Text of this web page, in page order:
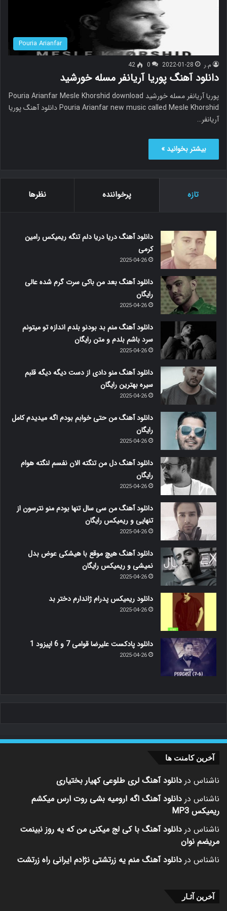
Pouria Arianfar
م.ر 2022-01-28
0
42
دانلود آهنگ پوریا آریانفر مسله خورشید
پوریا آریانفر مسله خورشید Pouria Arianfar Mesle Khorshid download
Pouria Arianfar new music called Mesle Khorshid دانلود آهنگ پوریا
آریانفر…
بیشتر بخوانید »
تازه پرخواننده نظرها
دانلود آهنگ دریا دریا دلم تنگه ریمیکس رامین
کرمی
2025-04-26
دانلود آهنگ بعد من باکی سرت گرم شده عالی
رایگان
2025-04-26
دانلود آهنگ منم بد بودنو بلدم اندازه تو میتونم
سرد باشم بلدم و متن رایگان
2025-04-26
دانلود آهنگ منو دادی از دست دیگه دیگه قلبم
سیره بهترین رایگان
2025-04-26
دانلود آهنگ من حتی خوابم بودم اگه میدیدم کامل
رایگان
2025-04-26
دانلود آهنگ دل من تنگته الان نفسم لنگته هوام
رایگان
2025-04-26
دانلود آهنگ من سی سال تنها بودم منو نترسون از
تنهایی و ریمیکس رایگان
2025-04-26
دانلود آهنگ هیچ موقع با هیشکی عوض بدل
نمیشی و ریمیکس رایگان
2025-04-26
دانلود ریمیکس پدرام ژاندارم دختر بد
2025-04-26
دانلود پادکست علیرضا قوامی 7 و 6 اپیزود 1
2025-04-26
آخرین کامنت ها
ناشناس در دانلود آهنگ لری طلوعی کهیار بختیاری
ناشناس در دانلود آهنگ اگه ارومیه بشی روت ارس میکشم
ریمیکس MP3
ناشناس در دانلود آهنگ با کی لج میکنی من که یه روز نبینمت
مریضم نوان
ناشناس در دانلود آهنگ منم یه زرتشتی نژادم ایرانی راه زرتشت
آخرین آثـار